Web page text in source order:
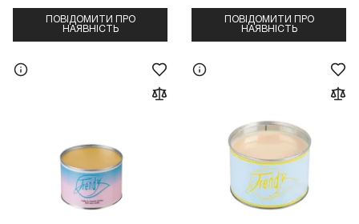
ПОВІДОМИТИ ПРО
НАЯВНІСТЬ
ПОВІДОМИТИ ПРО
НАЯВНІСТЬ